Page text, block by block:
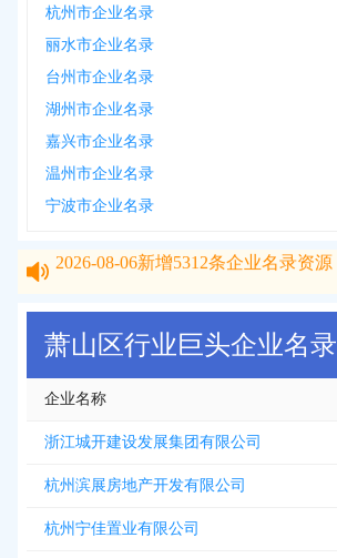
杭州市企业名录
丽水市企业名录
台州市企业名录
湖州市企业名录
嘉兴市企业名录
温州市企业名录
宁波市企业名录
萧山区行业巨头企业名录
企业名称
浙江城开建设发展集团有限公司
杭州滨展房地产开发有限公司
杭州宁佳置业有限公司